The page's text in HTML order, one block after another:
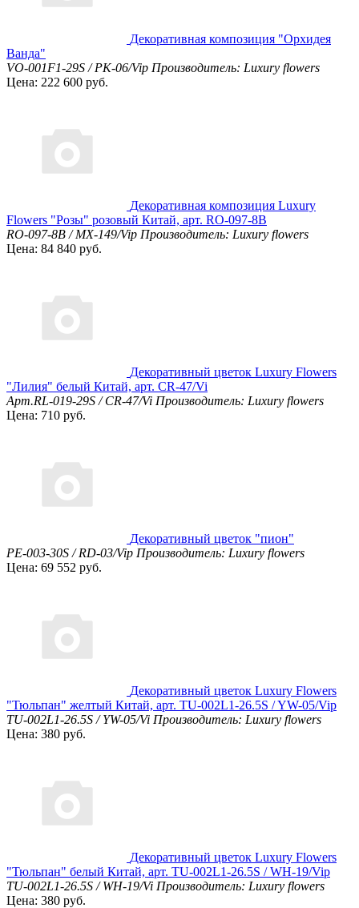
Декоративная композиция "Орхидея
Ванда"
VO-001F1-29S / PK-06/Vip Производитель: Luxury flowers
Цена: 222 600 руб.
Декоративная композиция Luxury
Flowers "Розы" розовый Китай, арт. RO-097-8B
RO-097-8B / MX-149/Vip Производитель: Luxury flowers
Цена: 84 840 руб.
Декоративный цветок Luxury Flowers
"Лилия" белый Китай, арт. CR-47/Vi
Арт.RL-019-29S / CR-47/Vi Производитель: Luxury flowers
Цена: 710 руб.
Декоративный цветок "пион"
PE-003-30S / RD-03/Vip Производитель: Luxury flowers
Цена: 69 552 руб.
Декоративный цветок Luxury Flowers
"Тюльпан" желтый Китай, арт. TU-002L1-26.5S / YW-05/Vip
TU-002L1-26.5S / YW-05/Vi Производитель: Luxury flowers
Цена: 380 руб.
Декоративный цветок Luxury Flowers
"Тюльпан" белый Китай, арт. TU-002L1-26.5S / WH-19/Vip
TU-002L1-26.5S / WH-19/Vi Производитель: Luxury flowers
Цена: 380 руб.